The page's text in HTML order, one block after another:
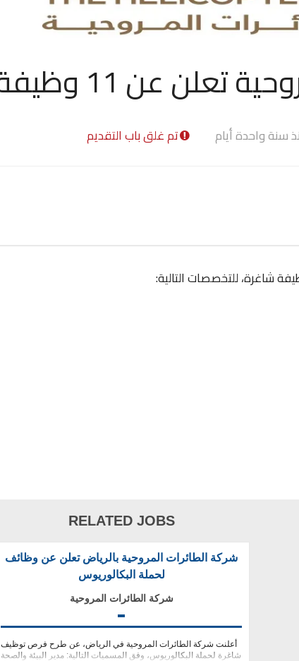
عن 11 وظيفة شاغرة
سنة واحدة أيام تم غلق باب التقديم
RELATED JOBS
شركة الطائرات المروحية‏ بالرياض تعلن عن وظائف
لحملة البكالوريوس
شركة الطائرات المروحية‏
أعلنت شركة الطائرات المروحية في الرياض، عن طرح فرص توظيف
شاغرة لحملة البكالوريوس، وفق المسميات التالية: مدير البيئة والصحة